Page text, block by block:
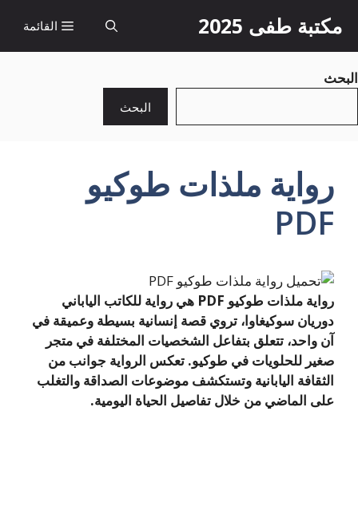
إلى
المحتوى
مكتبة طفى 2025 القائمة
البحث
البحث
رواية ملذات طوكيو
PDF
رواية ملذات طوكيو PDF هي رواية للكاتب الياباني
دوريان سوكيغاوا، تروي قصة إنسانية بسيطة وعميقة في
آن واحد، تتعلق بتفاعل الشخصيات المختلفة في متجر
صغير للحلويات في طوكيو. تعكس الرواية جوانب من
الثقافة اليابانية وتستكشف موضوعات الصداقة والتغلب
على الماضي من خلال تفاصيل الحياة اليومية.